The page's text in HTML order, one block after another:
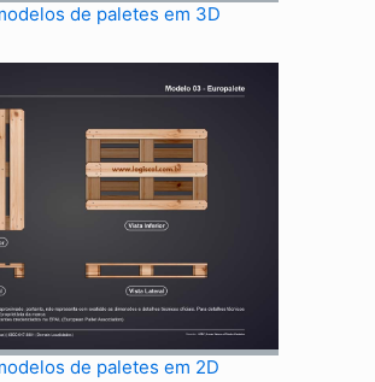
de paletes em 3D
de paletes em 2D